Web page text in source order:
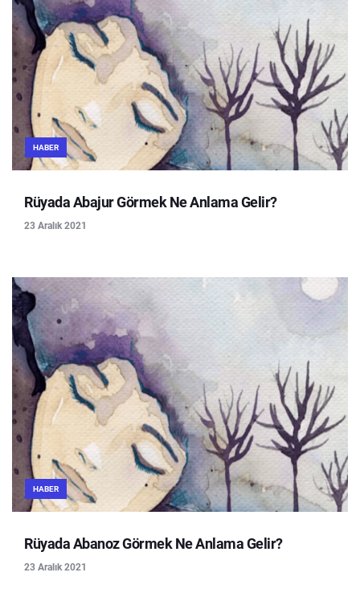
HABER
Rüyada Abajur Görmek Ne Anlama Gelir?
23 Aralık 2021
HABER
Rüyada Abanoz Görmek Ne Anlama Gelir?
23 Aralık 2021